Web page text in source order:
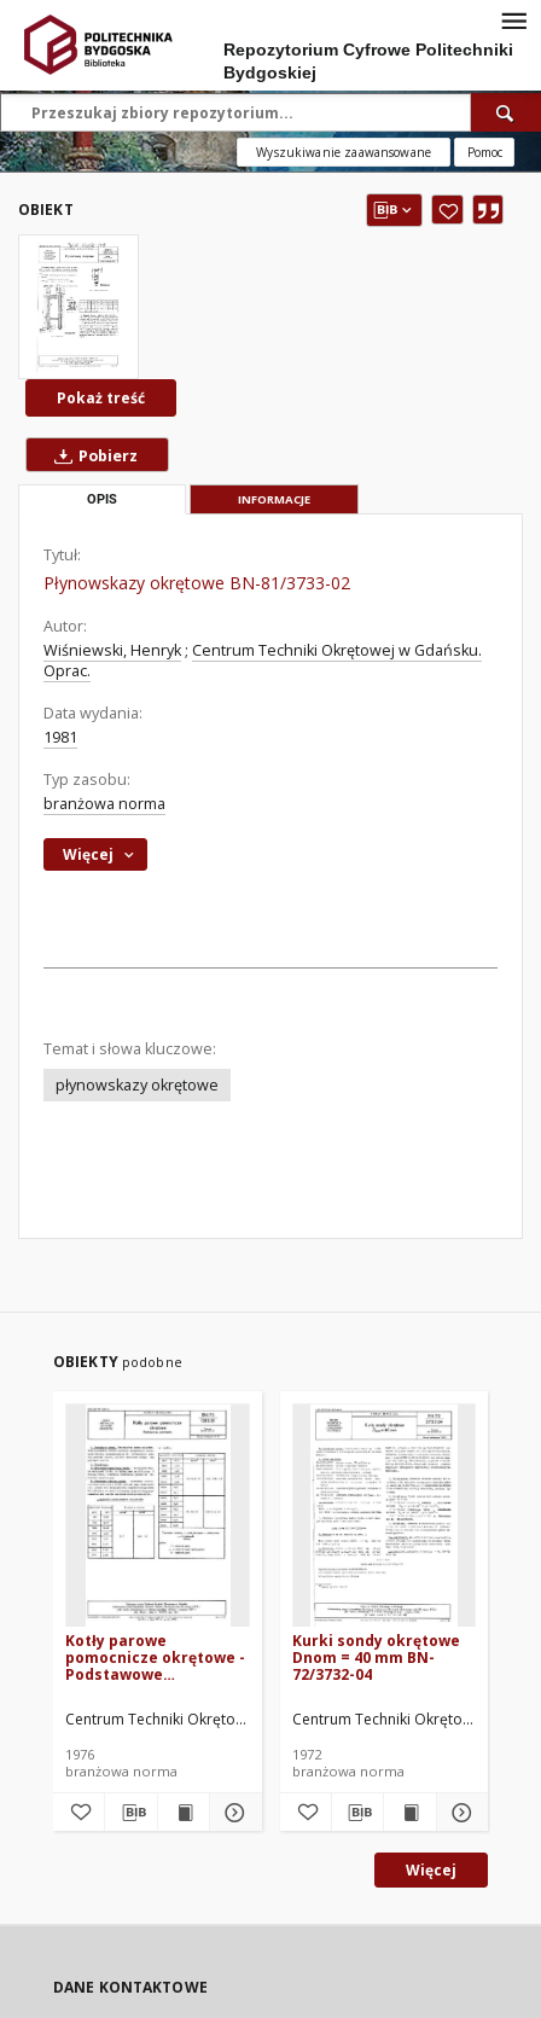
Repozytorium Cyfrowe Politechniki
Bydgoskiej
Wyszukiwanie zaawansowane Pomoc
OBIEKT
Pokaż treść
Pobierz
OPIS INFORMACJE
Tytuł:
Płynowskazy okrętowe BN-81/3733-02
Autor:
Wiśniewski, Henryk ; Centrum Techniki Okrętowej w Gdańsku.
Oprac.
Data wydania:
1981
Typ zasobu:
branżowa norma
Więcej
Temat i słowa kluczowe:
płynowskazy okrętowe
OBIEKTY podobne
Kotły parowe
pomocnicze okrętowe -
Podstawowe
Centrum Techniki Okrętowej w Gdańsku. Oprac.
1976
branżowa norma
Kurki sondy okrętowe
Dnom = 40 mm BN-
72/3732-04
Centrum Techniki Okrętowej w
1972
branżowa norma
Więcej
DANE KONTAKTOWE